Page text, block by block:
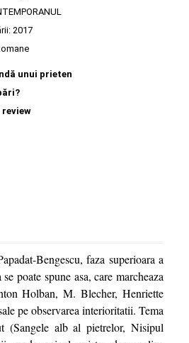
2017
unui prieten
review
Bengescu, faza superioara a
poate spune asa, care marcheaza
Holban, M. Blecher, Henriette
pe observarea interioritatii. Tema
(Sangele alb al pietrelor, Nisipul